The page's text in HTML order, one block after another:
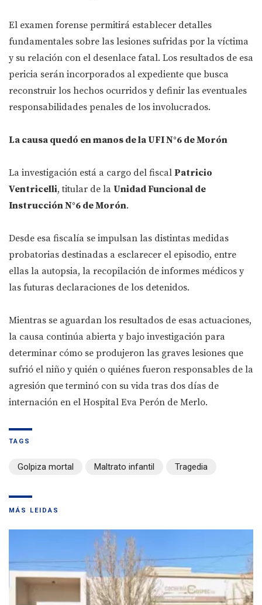
El examen forense permitirá establecer detalles
fundamentales sobre las lesiones sufridas por la víctima
y su relación con el desenlace fatal. Los resultados de esa
pericia serán incorporados al expediente que busca
reconstruir los hechos ocurridos y definir las eventuales
responsabilidades penales de los involucrados.
La causa quedó en manos de la UFI N°6 de Morón
La investigación está a cargo del fiscal Patricio
Ventricelli, titular de la Unidad Funcional de
Instrucción N°6 de Morón.
Desde esa fiscalía se impulsan las distintas medidas
probatorias destinadas a esclarecer el episodio, entre
ellas la autopsia, la recopilación de informes médicos y
las futuras declaraciones de los detenidos.
Mientras se aguardan los resultados de esas actuaciones,
la causa continúa abierta y bajo investigación para
determinar cómo se produjeron las graves lesiones que
sufrió el niño y quién o quiénes fueron responsables de la
agresión que terminó con su vida tras dos días de
internación en el Hospital Eva Perón de Merlo.
TAGS
Golpiza mortal Maltrato infantil Tragedia
MÁS LEIDAS